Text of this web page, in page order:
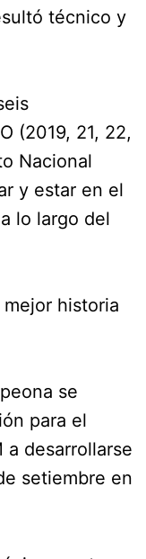
técnico y
(2019, 21, 22,
Nacional
y estar en el
lo largo del
historia
se
para el
a desarrollarse
setiembre en